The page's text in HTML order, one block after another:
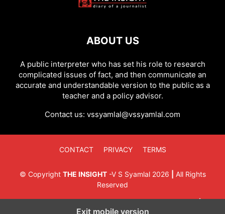
ABOUT US
A public interpreter who has set his role to research
complicated issues of fact, and then communicate an
accurate and understandable version to the public as a
teacher and a policy advisor.
Contact us: vssyamlal@vssyamlal.com
CONTACT PRIVACY TERMS
© Copyright THE INSIGHT-V S Syamlal2026
All Rights
Reserved
Exit mobile version